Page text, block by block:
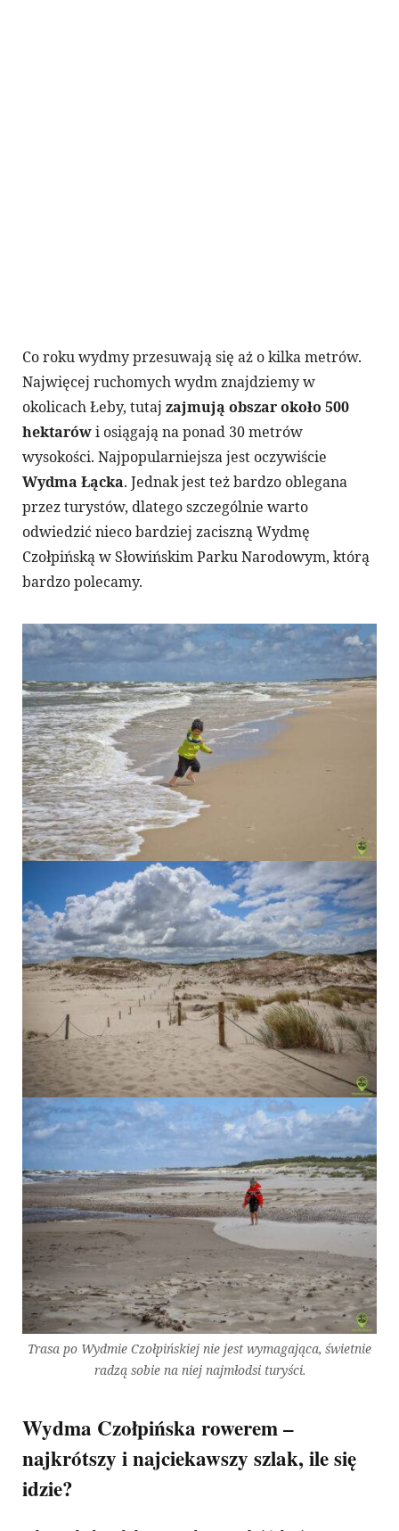
Co roku wydmy przesuwają się aż o kilka metrów.
Najwięcej ruchomych wydm znajdziemy w
okolicach Łeby, tutaj zajmują obszar około 500
hektarówi osiągają na ponad 30 metrów
wysokości. Najpopularniejsza jest oczywiście
Wydma Łącka. Jednak jest też bardzo oblegana
przez turystów, dlatego szczególnie warto
odwiedzić nieco bardziej zaciszną Wydmę
Czołpińską w Słowińskim Parku Narodowym, którą
bardzo polecamy.
Trasa po Wydmie Czołpińskiej nie jest wymagająca, świetnie
radzą sobie na niej najmłodsi turyści.
Wydma Czołpińska rowerem –
najkrótszy i najciekawszy szlak, ile się
idzie?